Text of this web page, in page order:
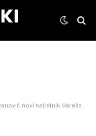
novi načelnik Vareša